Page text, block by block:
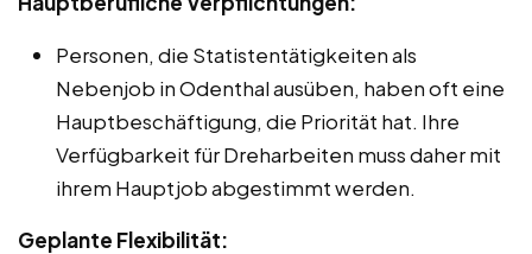
Personen, die Statistentätigkeiten als
Nebenjob in Odenthal ausüben, haben oft eine
Hauptbeschäftigung, die Priorität hat. Ihre
Verfügbarkeit für Dreharbeiten muss daher mit
ihrem Hauptjob abgestimmt werden.
Geplante Flexibilität: